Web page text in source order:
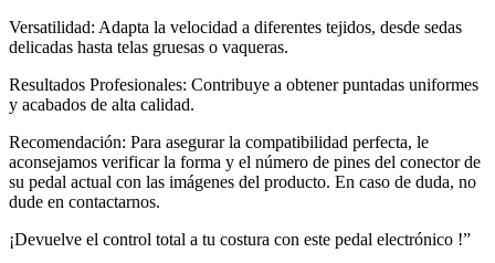
Versatilidad: Adapta la velocidad a diferentes tejidos, desde sedas
delicadas hasta telas gruesas o vaqueras.
Resultados Profesionales: Contribuye a obtener puntadas uniformes
y acabados de alta calidad.
Recomendación: Para asegurar la compatibilidad perfecta, le
aconsejamos verificar la forma y el número de pines del conector de
su pedal actual con las imágenes del producto. En caso de duda, no
dude en contactarnos.
¡Devuelve el control total a tu costura con este pedal electrónico !”